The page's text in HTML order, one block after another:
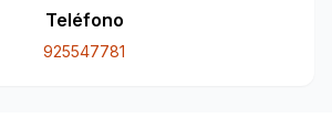
Teléfono
925547781